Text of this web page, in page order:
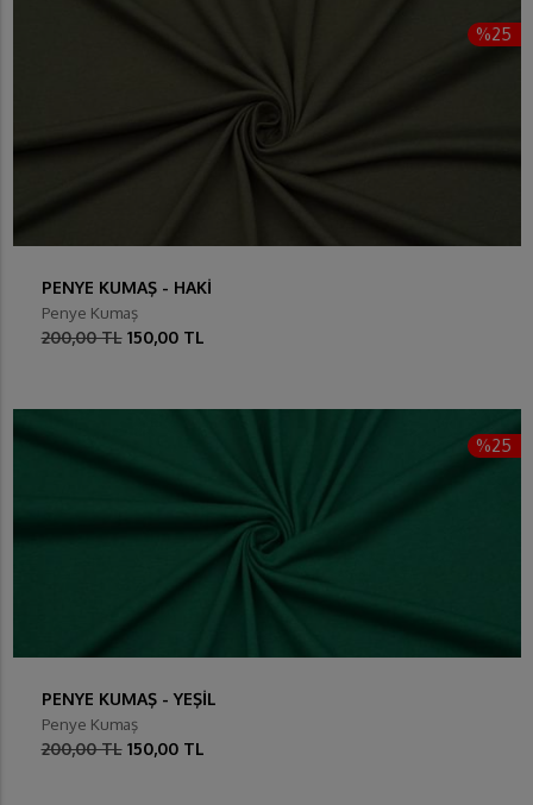
%25
PENYE KUMAŞ - HAKİ
Penye Kumaş
200,00 TL 150,00 TL
%25
PENYE KUMAŞ - YEŞİL
Penye Kumaş
200,00 TL 150,00 TL